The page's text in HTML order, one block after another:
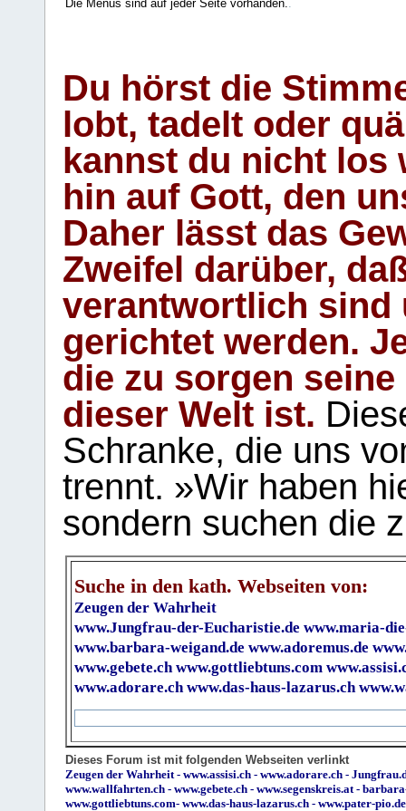
Die Menüs sind auf jeder Seite vorhanden.
Du hörst die
lobt, tadelt oder
kannst du nicht los
hin auf Gott, den
Daher lässt das
Zweifel darüber,
verantwortlich sind
gerichtet werden.
die zu sorgen
dieser Welt ist.
Schranke, die uns
trennt. »Wir haben
sondern suchen die
Suche in den kath. Webseiten von:
Zeugen der Wahrheit
www.Jungfrau-der-Eucharistie.de www.maria-
www.barbara-weigand.de www.adoremus.de
www.gebete.ch www.gottliebtuns.com
www.adorare.ch www.das-haus-lazarus.ch
Dieses Forum ist mit folgenden Webseiten verlinkt
Zeugen der Wahrheit - www.assisi.ch - www.adorare.ch -
www.wallfahrten.ch - www.gebete.ch - www.segenskreis.at -
www.gottliebtuns.com- www.das-haus-lazarus.ch - www.pater-pio.de